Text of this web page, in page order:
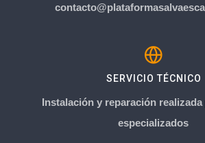
SERVICIO TÉCNICO
Instalación y reparación
especializados